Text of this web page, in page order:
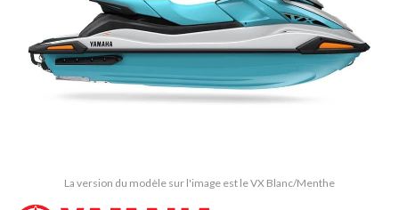
La version du modèle sur l'image est le VX Blanc/Menthe